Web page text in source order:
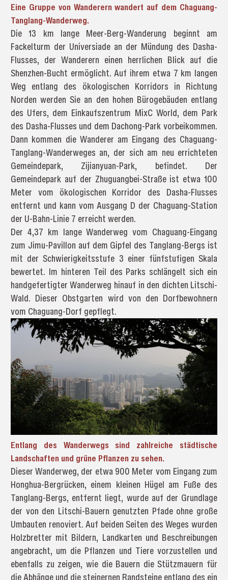
Eine Gruppe von Wanderern wandert auf dem Chaguang-
Tanglang-Wanderweg.
Die 13 km lange Meer-Berg-Wanderung beginnt am
Fackelturm der Universiade an der Mündung des Dasha-
Flusses, der Wanderern einen herrlichen Blick auf die
Shenzhen-Bucht ermöglicht. Auf ihrem etwa 7 km langen
Weg entlang des ökologischen Korridors in Richtung
Norden werden Sie an den hohen Bürogebäuden entlang
des Ufers, dem Einkaufszentrum MixC World, dem Park
des Dasha-Flusses und dem Dachong-Park vorbeikommen.
Dann kommen die Wanderer am Eingang des Chaguang-
Tanglang-Wanderweges an, der sich am neu errichteten
Gemeindepark, Zijianyuan-Park, befindet. Der
Gemeindepark auf der Zhuguangbei-Straße ist etwa 100
Meter vom ökologischen Korridor des Dasha-Flusses
entfernt und kann vom Ausgang D der Chaguang-Station
der U-Bahn-Linie 7 erreicht werden.
Der 4,37 km lange Wanderweg vom Chaguang-Eingang
zum Jimu-Pavillon auf dem Gipfel des Tanglang-Bergs ist
mit der Schwierigkeitsstufe 3 einer fünfstufigen Skala
bewertet. Im hinteren Teil des Parks schlängelt sich ein
handgefertigter Wanderweg hinauf in den dichten Litschi-
Wald. Dieser Obstgarten wird von den Dorfbewohnern
vom Chaguang-Dorf gepflegt.
Entlang des Wanderwegs sind zahlreiche städtische
Landschaften und grüne Pflanzen zu sehen.
Dieser Wanderweg, der etwa 900 Meter vom Eingang zum
Honghua-Bergrücken, einem kleinen Hügel am Fuße des
Tanglang-Bergs, entfernt liegt, wurde auf der Grundlage
der von den Litschi-Bauern genutzten Pfade ohne große
Umbauten renoviert. Auf beiden Seiten des Weges wurden
Holzbretter mit Bildern, Landkarten und Beschreibungen
angebracht, um die Pflanzen und Tiere vorzustellen und
ebenfalls zu zeigen, wie die Bauern die Stützmauern für
die Abhänge und die steinernen Randsteine entlang des ein